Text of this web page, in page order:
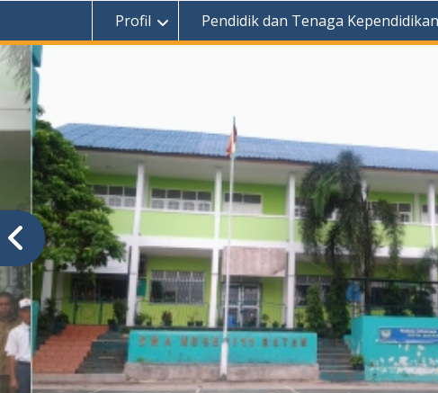
Profil Pendidik dan Tenaga Kependidikan